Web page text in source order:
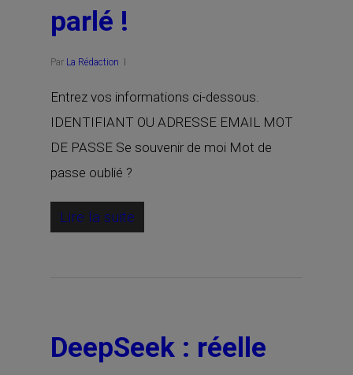
parlé !
Par La Rédaction
Entrez vos informations ci-dessous.
IDENTIFIANT OU ADRESSE EMAIL MOT
DE PASSE Se souvenir de moi Mot de
passe oublié ?
Lire la suite
DeepSeek : réelle